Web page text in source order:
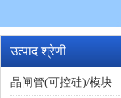
उत्पाद श्रेणी
晶闸管(可控硅)/模块